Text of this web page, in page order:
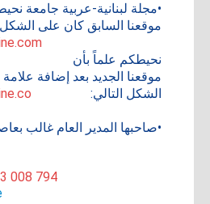
•مجلة لبنانية-عربية جامعة
موقعنا السابق كان على الشكل
نحيطكم علماً بأن
موقعنا الجديد بعد إضافة
الشكل التالي:
•صاحبها المدير العام غالب
008 794